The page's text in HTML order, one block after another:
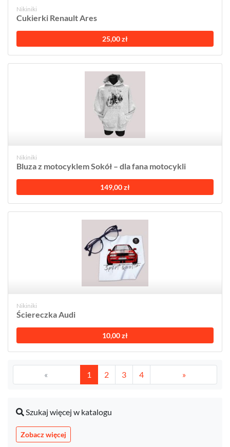
Nikiniki
Cukierki Renault Ares
25,00 zł
Nikiniki
Bluza z motocyklem Sokół – dla fana motocykli
149,00 zł
Nikiniki
Ściereczka Audi
10,00 zł
« 1 2 3 4 »
Szukaj więcej w katalogu
Zobacz więcej